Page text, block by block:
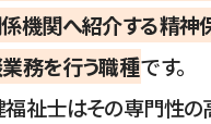
機関へ紹介する精神
務を行う職種です。
祉士はその専門性の